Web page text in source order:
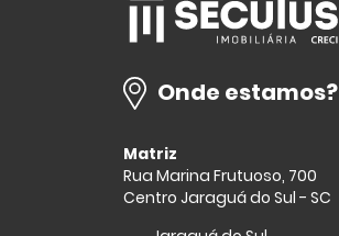
Onde estamos?
Matriz
Rua Marina Frutuoso, 700
Centro Jaraguá do Sul - SC